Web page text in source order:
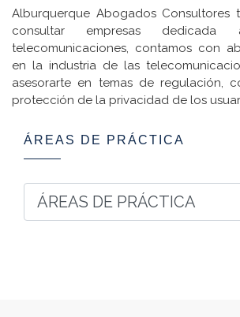
Alburquerque Abogados Consultores
consultar empresas
telecomunicaciones, contamos con
en la industria de las
asesorarte en temas de regulación,
protección de la privacidad de los
ÁREAS DE PRÁCTICA